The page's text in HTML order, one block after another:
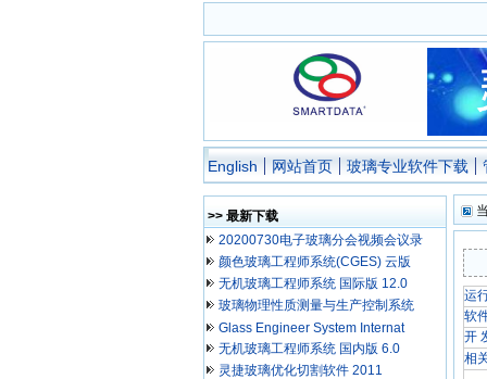
English 网站首页 玻璃专业软件下载
>> 最新下载
20200730电子玻璃分会视频会议录
颜色玻璃工程师系统(CGES) 云版
无机玻璃工程师系统 国际版 12.0
玻璃物理性质测量与生产控制系统
Glass Engineer System Internat
无机玻璃工程师系统 国内版 6.0
灵捷玻璃优化切割软件 2011
运
软
开
相